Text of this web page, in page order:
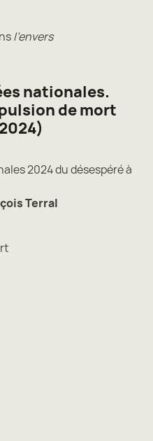
l’envers
nationales.
de mort
2024 du désespéré à
Terral